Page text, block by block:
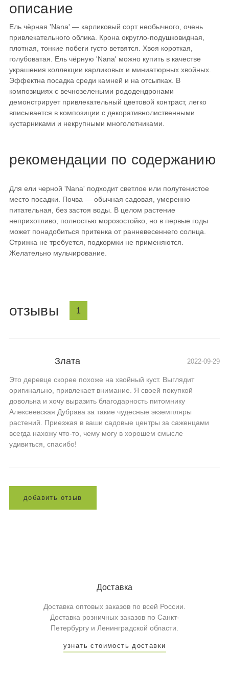
описание
Ель чёрная 'Nana' — карликовый сорт необычного, очень
привлекательного облика. Крона округло-подушковидная,
плотная, тонкие побеги густо ветвятся. Хвоя короткая,
голубоватая. Ель чёрную 'Nana' можно купить в качестве
украшения коллекции карликовых и миниатюрных хвойных.
Эффектна посадка среди камней и на отсыпках. В
композициях с вечнозелеными рододендронами
демонстрирует привлекательный цветовой контраст, легко
вписывается в композиции с декоративнолиственными
кустарниками и некрупными многолетниками.
рекомендации по содержанию
Для ели черной 'Nana' подходит светлое или полутенистое
место посадки. Почва — обычная садовая, умеренно
питательная, без застоя воды. В целом растение
неприхотливо, полностью морозостойко, но в первые годы
может понадобиться притенка от ранневесеннего солнца.
Стрижка не требуется, подкормки не применяются.
Желательно мульчирование.
отзывы 1
Злата 2022-09-29
Это деревце скорее похоже на хвойный куст. Выглядит
оригинально, привлекает внимание. Я своей покупкой
довольна и хочу выразить благодарность питомнику
Алексеевская Дубрава за такие чудесные экземпляры
растений. Приезжая в ваши садовые центры за саженцами
всегда нахожу что-то, чему могу в хорошем смысле
удивиться, спасибо!
доба вит ь отз ыв
Доставка
Доставка оптовых заказов по всей России.
Доставка розничных заказов по Санкт-
Петербургу и Ленинградской области.
узнать стоимость доставки